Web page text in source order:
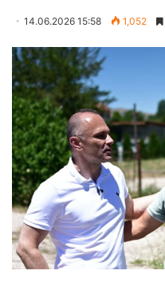
14.06.2026 15:58 1,052